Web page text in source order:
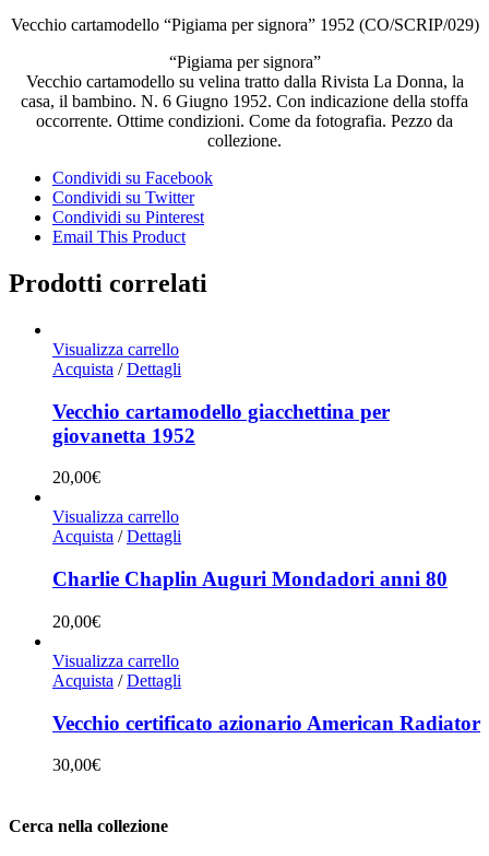
Vecchio cartamodello “Pigiama per signora” 1952 (CO/SCRIP/029)
“Pigiama per signora”
Vecchio cartamodello su velina tratto dalla Rivista La Donna, la
casa, il bambino. N. 6 Giugno 1952. Con indicazione della stoffa
occorrente. Ottime condizioni. Come da fotografia. Pezzo da
collezione.
Condividi su Facebook
Condividi su Twitter
Condividi su Pinterest
Email This Product
Prodotti correlati
Visualizza carrello
Acquista / Dettagli
Vecchio cartamodello giacchettina per
giovanetta 1952
20,00€
Visualizza carrello
Acquista / Dettagli
Charlie Chaplin Auguri Mondadori anni 80
20,00€
Visualizza carrello
Acquista / Dettagli
Vecchio certificato azionario American Radiator
30,00€
Cerca nella collezione